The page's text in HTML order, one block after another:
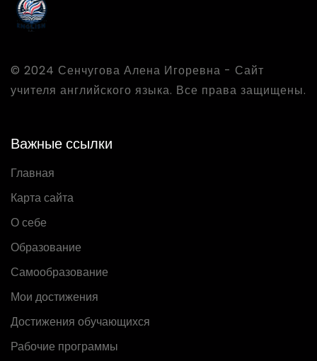
© 2024 Сенчугова Алена Игоревна - Сайт
учителя английского языка. Все права защищены.
Важные ссылки
Главная
Карта сайта
О себе
Образование
Самообразование
Мои достижения
Достижения обучающихся
Рабочие программы